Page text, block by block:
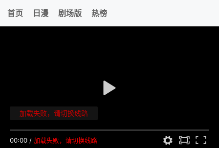
首页 日漫 剧场版 热榜
00:00 / 加载失败，请切换线路
加载失败，请切换线路